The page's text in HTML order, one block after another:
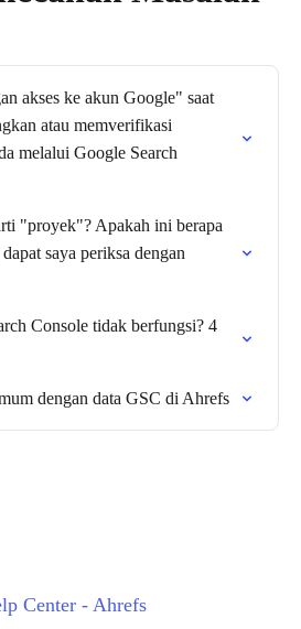
akses ke akun Google" saat
atau memverifikasi
melalui Google Search
"proyek"? Apakah ini berapa
saya periksa dengan
Console tidak berfungsi? 4
dengan data GSC di Ahrefs